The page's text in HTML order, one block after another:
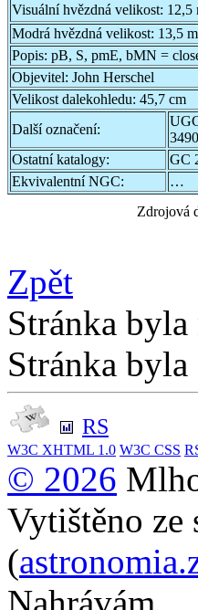
Visuální hvězdná velikost: 12,5
Modrá hvězdná velikost: 13,5
Popis: pB, S, pmE, bMN =
Objevitel: John Herschel
Velikost dalekohledu: 45,7 cm
Další označení:
Ostatní katalogy:
GC
Ekvivalentní NGC:
…
Zdrojová
Zpět
Stránka
Stránka
RS
W3C XHTML 1.0 W3C CSS
© 2026
Vytištěno ze
(
Nahrávám...